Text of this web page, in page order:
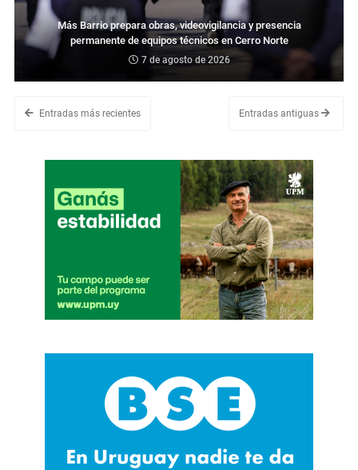
Más Barrio prepara obras, videovigilancia y presencia
permanente de equipos técnicos en Cerro Norte
7 de agosto de 2026
Entradas más recientes Entradas antiguas